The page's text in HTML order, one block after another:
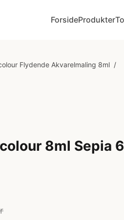
ForsideProdukter
Flydende Akvarelmaling 8ml /
8ml Sepia